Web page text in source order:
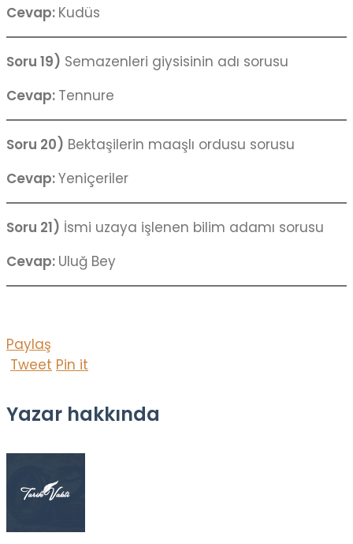
Cevap: Kudüs
Soru 19) Semazenleri giysisinin adı sorusu
Cevap: Tennure
Soru 20) Bektaşilerin maaşlı ordusu sorusu
Cevap:Yeniçeriler
Soru 21) İsmi uzaya işlenen bilim adamı sorusu
Cevap: Uluğ Bey
Paylaş
Tweet Pin it
Yazar hakkında